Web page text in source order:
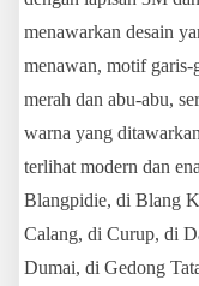
menawarkan desain
menawan, motif garis-
merah dan abu-abu,
warna yang
terlihat modern dan
Blangpidie, di Blang
Calang, di Curup, di
Dumai, di Gedong